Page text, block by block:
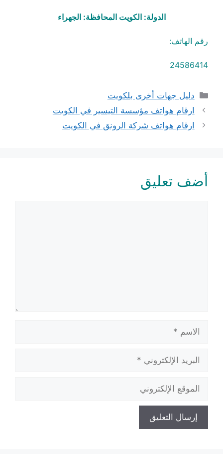
الدولة: الكويت المحافظة: الجهراء
رقم الهاتف:
24586414
التصنيفات
دليل جهات أخرى بلكويت
ارقام هواتف مؤسسة التيسير في الكويت
ارقام هواتف شركة الرونق في الكويت
أضف تعليق
الإلكتروني
الإلكتروني